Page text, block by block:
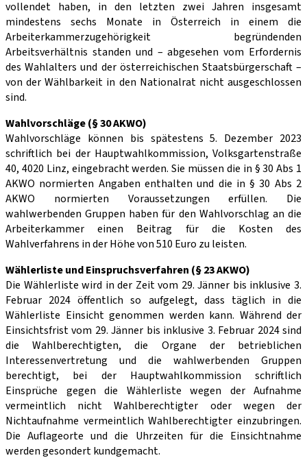
vollendet haben, in den letzten zwei Jahren insgesamt
mindestens sechs Monate in Österreich in einem die
Arbeiterkammerzugehörigkeit begründenden
Arbeitsverhältnis standen und – abgesehen vom Erfordernis
des Wahlalters und der österreichischen Staatsbürgerschaft –
von der Wählbarkeit in den Nationalrat nicht ausgeschlossen
sind.
Wahlvorschläge (§ 30 AKWO)
Wahlvorschläge können bis spätestens 5. Dezember 2023
schriftlich bei der Hauptwahlkommission, Volksgartenstraße
40, 4020 Linz, eingebracht werden. Sie müssen die in § 30 Abs 1
AKWO normierten Angaben enthalten und die in § 30 Abs 2
AKWO normierten Voraussetzungen erfüllen. Die
wahlwerbenden Gruppen haben für den Wahlvorschlag an die
Arbeiterkammer einen Beitrag für die Kosten des
Wahlverfahrens in der Höhe von 510 Euro zu leisten.
Wählerliste und Einspruchsverfahren (§ 23 AKWO)
Die Wählerliste wird in der Zeit vom 29. Jänner bis inklusive 3.
Februar 2024 öffentlich so aufgelegt, dass täglich in die
Wählerliste Einsicht genommen werden kann. Während der
Einsichtsfrist vom 29. Jänner bis inklusive 3. Februar 2024 sind
die Wahlberechtigten, die Organe der betrieblichen
Interessenvertretung und die wahlwerbenden Gruppen
berechtigt, bei der Hauptwahlkommission schriftlich
Einsprüche gegen die Wählerliste wegen der Aufnahme
vermeintlich nicht Wahlberechtigter oder wegen der
Nichtaufnahme vermeintlich Wahlberechtigter einzubringen.
Die Auflageorte und die Uhrzeiten für die Einsichtnahme
werden gesondert kundgemacht.